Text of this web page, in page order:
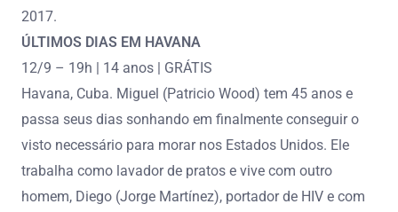
2017.
ÚLTIMOS DIAS EM HAVANA
12/9 – 19h | 14 anos | GRÁTIS
Havana, Cuba. Miguel (Patricio Wood) tem 45 anos e
passa seus dias sonhando em finalmente conseguir o
visto necessário para morar nos Estados Unidos. Ele
trabalha como lavador de pratos e vive com outro
homem, Diego (Jorge Martínez), portador de HIV e com